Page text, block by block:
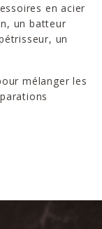
en acier
un batteur
un
mélanger les